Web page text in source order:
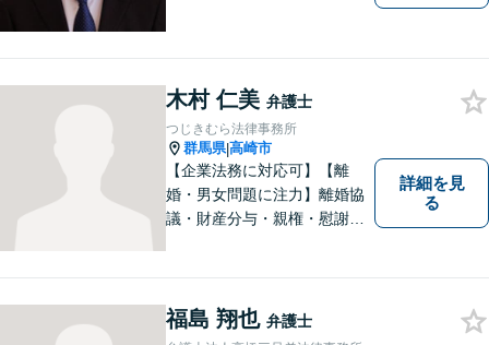
木村 仁美 弁護士
つじきむら法律事務所
群馬県|高崎市
【企業法務に対応可】【離
婚・男女問題に注力】離婚協
議・財産分与・親権・慰謝料
いく解決を目指します。まず
はお気軽にご相談を！【駐車
詳細を見
る
福島 翔也 弁護士